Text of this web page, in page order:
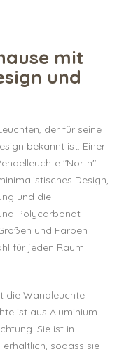
mit
und
der für seine
bekannt ist. Einer
"North".
Design,
und die
Polycarbonat
und Farben
für jeden Raum
die Wandleuchte
ist aus Aluminium
Sie ist in
sodass sie